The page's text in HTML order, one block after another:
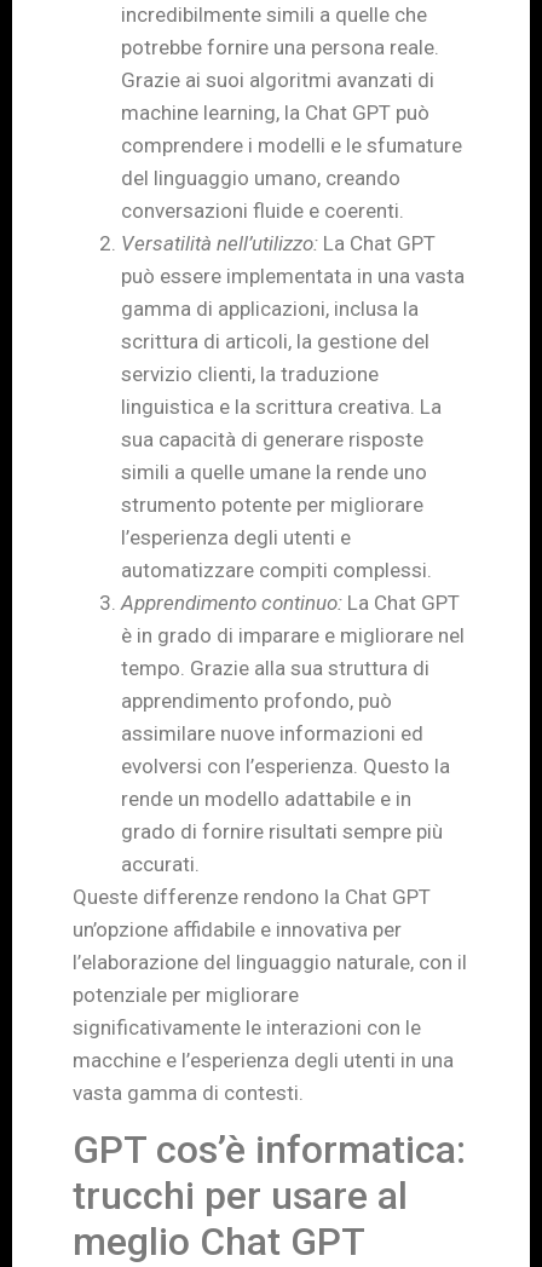
incredibilmente simili a quelle che
potrebbe fornire una persona reale.
Grazie ai suoi algoritmi avanzati di
machine learning, la Chat GPT può
comprendere i modelli e le sfumature
del linguaggio umano, creando
conversazioni fluide e coerenti.
Versatilità nell’utilizzo: La Chat GPT
può essere implementata in una vasta
gamma di applicazioni, inclusa la
scrittura di articoli, la gestione del
servizio clienti, la traduzione
linguistica e la scrittura creativa. La
sua capacità di generare risposte
simili a quelle umane la rende uno
strumento potente per migliorare
l’esperienza degli utenti e
automatizzare compiti complessi.
Apprendimento continuo: La Chat GPT
è in grado di imparare e migliorare nel
tempo. Grazie alla sua struttura di
apprendimento profondo, può
assimilare nuove informazioni ed
evolversi con l’esperienza. Questo la
rende un modello adattabile e in
grado di fornire risultati sempre più
accurati.
Queste differenze rendono la Chat GPT
un’opzione affidabile e innovativa per
l’elaborazione del linguaggio naturale, con il
potenziale per migliorare
significativamente le interazioni con le
macchine e l’esperienza degli utenti in una
vasta gamma di contesti.
GPT cos’è informatica:
trucchi per usare al
meglio Chat GPT